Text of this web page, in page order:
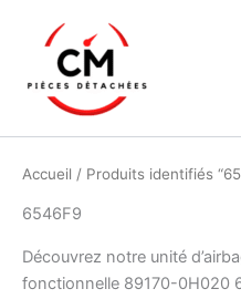
contenu
Accueil / Produits identifiés
6546F9
Découvrez notre unité
fonctionnelle 89170-0H020